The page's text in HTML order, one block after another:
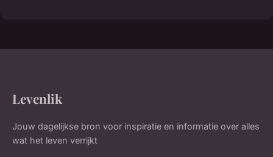
Levenlik
Jouw dagelijkse bron voor inspiratie en informatie over alles
wat het leven verrijkt